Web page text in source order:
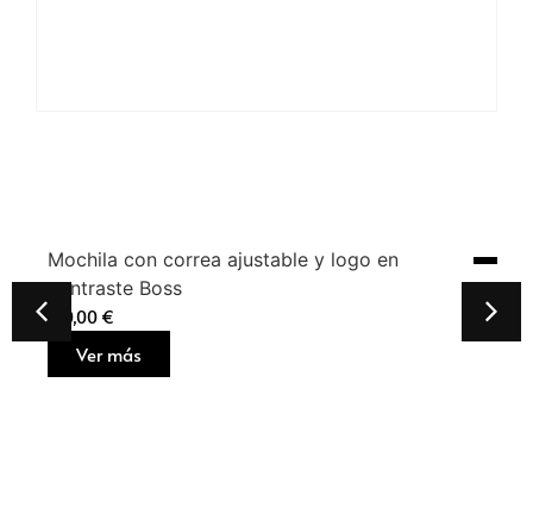
Mochila con correa ajustable y logo en
contraste Boss
160,00 €
Ver más